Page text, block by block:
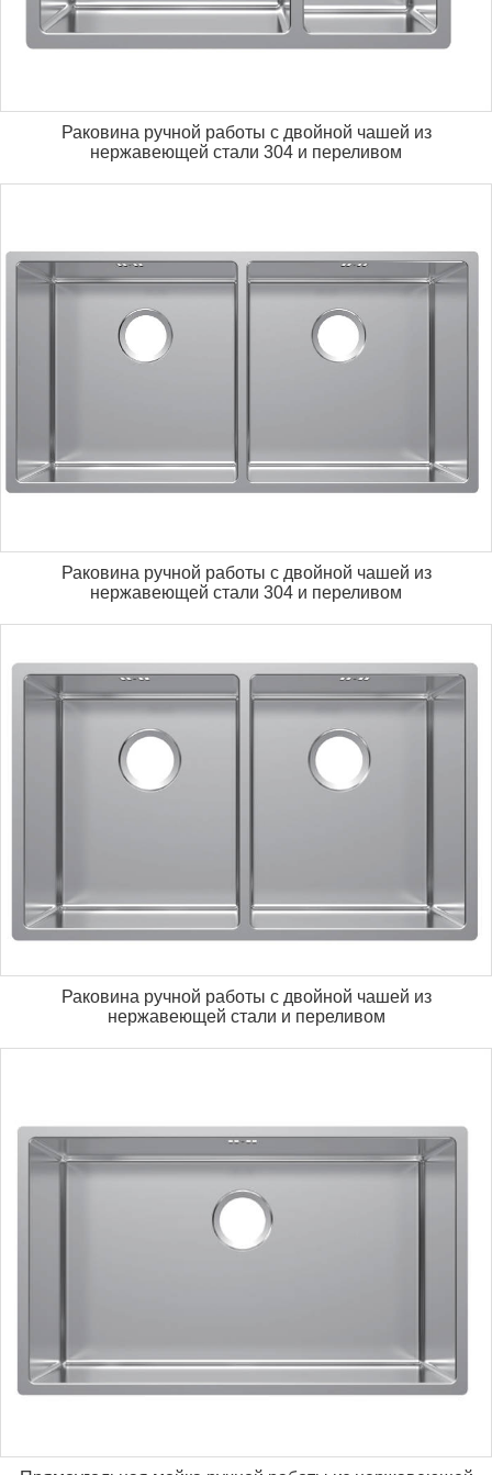
Раковина ручной работы с двойной чашей из
нержавеющей стали 304 и переливом
Раковина ручной работы с двойной чашей из
нержавеющей стали 304 и переливом
Раковина ручной работы с двойной чашей из
нержавеющей стали и переливом